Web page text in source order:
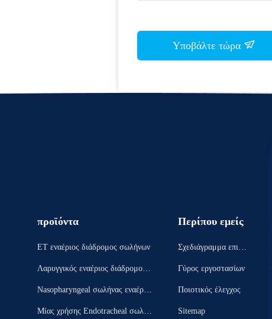
Υποβάλτε τώρα
προϊόντα
ET εναέριος διάδρομος σωλήνων
Λαρυγγικός εναέριος διάδρομος μ
Nasopharyngeal σωλήνας εναέριω
Μίας χρήσης Endotracheal σωλήν
Περίπου εμείς
Σχεδιάγραμμα επιχεί
Γύρος εργοστασίων
Ποιοτικός έλεγχος
Sitemap